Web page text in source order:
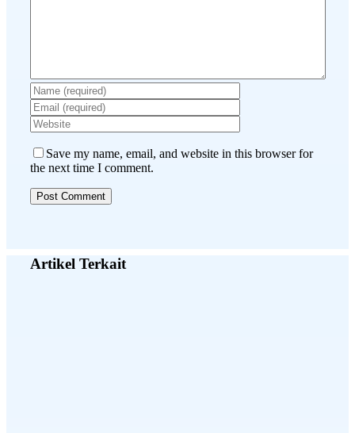
Save my name, email, and website in this browser for
the next time I comment.
Artikel Terkait